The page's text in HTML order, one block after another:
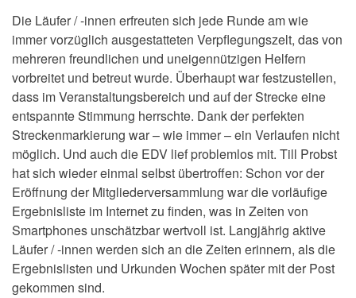
Die Läufer / -innen erfreuten sich jede Runde am wie
immer vorzüglich ausgestatteten Verpflegungszelt, das von
mehreren freundlichen und uneigennützigen Helfern
vorbreitet und betreut wurde. Überhaupt war festzustellen,
dass im Veranstaltungsbereich und auf der Strecke eine
entspannte Stimmung herrschte. Dank der perfekten
Streckenmarkierung war – wie immer – ein Verlaufen nicht
möglich. Und auch die EDV lief problemlos mit. Till Probst
hat sich wieder einmal selbst übertroffen: Schon vor der
Eröffnung der Mitgliederversammlung war die vorläufige
Ergebnisliste im Internet zu finden, was in Zeiten von
Smartphones unschätzbar wertvoll ist. Langjährig aktive
Läufer / -innen werden sich an die Zeiten erinnern, als die
Ergebnislisten und Urkunden Wochen später mit der Post
gekommen sind.